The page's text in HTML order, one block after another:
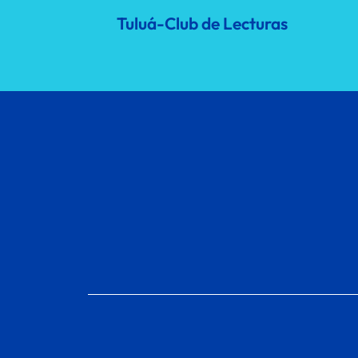
Tuluá-Club de Lecturas